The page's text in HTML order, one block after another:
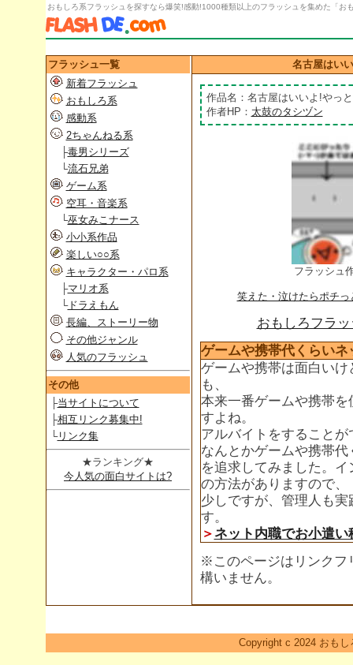
おもしろ系フラッシュを探すなら爆笑!感動!1000種類以上のフラッシュを集めた「お
名古屋はい
作品名：名古屋はいいよ!やっ
作者HP： 太鼓のタシヅン
フラッシュ
笑えた・泣けたらポチっ
おもしろフラ
ゲームや携帯代くらいネ
ゲームや携帯は面白い
も、
本来一番ゲームや携帯
すよね。
アルバイトをすること
なんとかゲームや携帯
を追求してみました。
の方法がありますので、
少しですが、管理人も
す。
＞ ネット内職でお小遣い
※このページはリンクフ
構いません。
フラッシュ一覧
新着フラッシュ
おもしろ系
感動系
2ちゃんねる系
├毒男シリーズ
└流石兄弟
ゲーム系
空耳・音楽系
└巫女みこナース
小小系作品
楽しい○○系
キャラクター・パロ系
├マリオ系
└ドラえもん
長編、ストーリー物
その他ジャンル
人気のフラッシュ
その他
├当サイトについて
├相互リンク募集中!
└リンク集
★ランキング★
今人気の面白サイトは?
Copyright c 2024 おも